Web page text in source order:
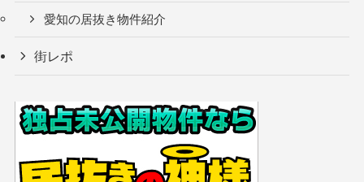
愛知の居抜き物件紹介
街レポ